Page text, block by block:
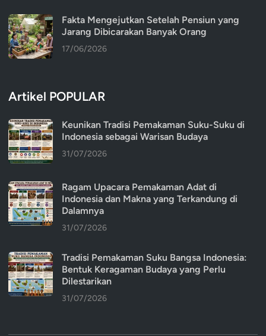
Fakta Mengejutkan Setelah Pensiun yang
Jarang Dibicarakan Banyak Orang
17/06/2026
Artikel POPULAR
Keunikan Tradisi Pemakaman Suku-Suku di
Indonesia sebagai Warisan Budaya
31/07/2026
Ragam Upacara Pemakaman Adat di
Indonesia dan Makna yang Terkandung di
Dalamnya
31/07/2026
Tradisi Pemakaman Suku Bangsa Indonesia:
Bentuk Keragaman Budaya yang Perlu
Dilestarikan
31/07/2026